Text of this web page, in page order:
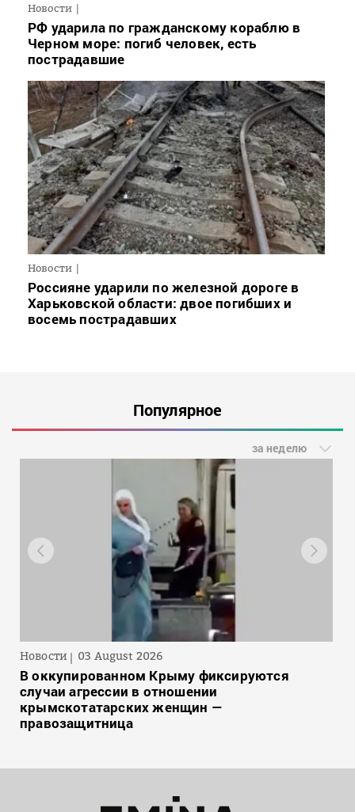
Новости
РФ ударила по гражданскому кораблю в
Черном море: погиб человек, есть
пострадавшие
Новости
Россияне ударили по железной дороге в
Харьковской области: двое погибших и
восемь пострадавших
Популярное
за неделю
Новости 03 August 2026
В оккупированном Крыму фиксируются
случаи агрессии в отношении
крымскотатарских женщин —
правозащитница